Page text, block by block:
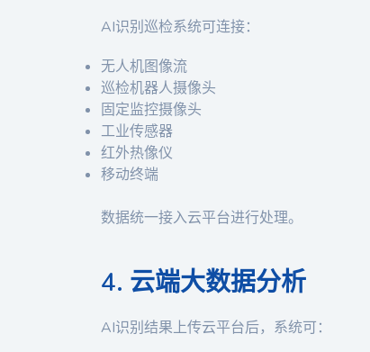
AI识别巡检系统可连接：
无人机图像流
巡检机器人摄像头
固定监控摄像头
工业传感器
红外热像仪
移动终端
数据统一接入云平台进行处理。
4. 云端大数据分析
AI识别结果上传云平台后，系统可：